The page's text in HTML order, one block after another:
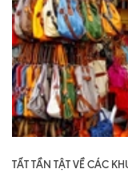
TẤT TẦN TẬT VỀ CÁC